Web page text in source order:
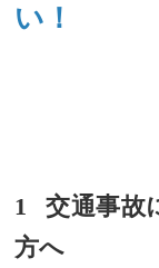
い！
1 交通事故
方へ